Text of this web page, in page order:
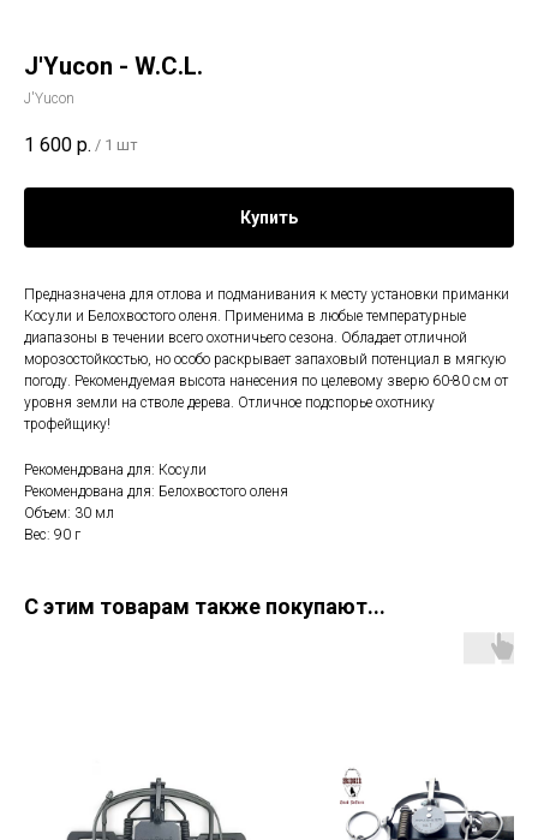
J'Yucon - W.C.L.
J'Yucon
1 600 р. / 1 шт
Купить
Предназначена для отлова и подманивания к месту установки приманки
Косули и Белохвостого оленя. Применима в любые температурные
диапазоны в течении всего охотничьего сезона. Обладает отличной
морозостойкостью, но особо раскрывает запаховый потенциал в мягкую
погоду. Рекомендуемая высота нанесения по целевому зверю 60-80 см от
уровня земли на стволе дерева. Отличное подспорье охотнику
трофейщику!
Рекомендована для: Косули
Рекомендована для: Белохвостого оленя
Объем: 30 мл
Вес: 90 г
С этим товарам также покупают...